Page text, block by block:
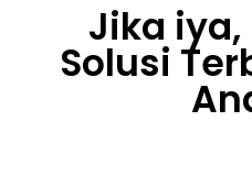
Jika
Solusi